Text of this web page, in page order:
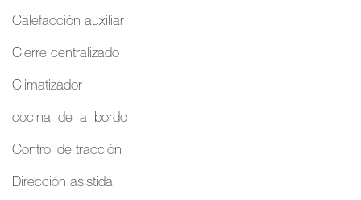
Calefacción auxiliar
Cierre centralizado
Climatizador
cocina_de_a_bordo
Control de tracción
Dirección asistida